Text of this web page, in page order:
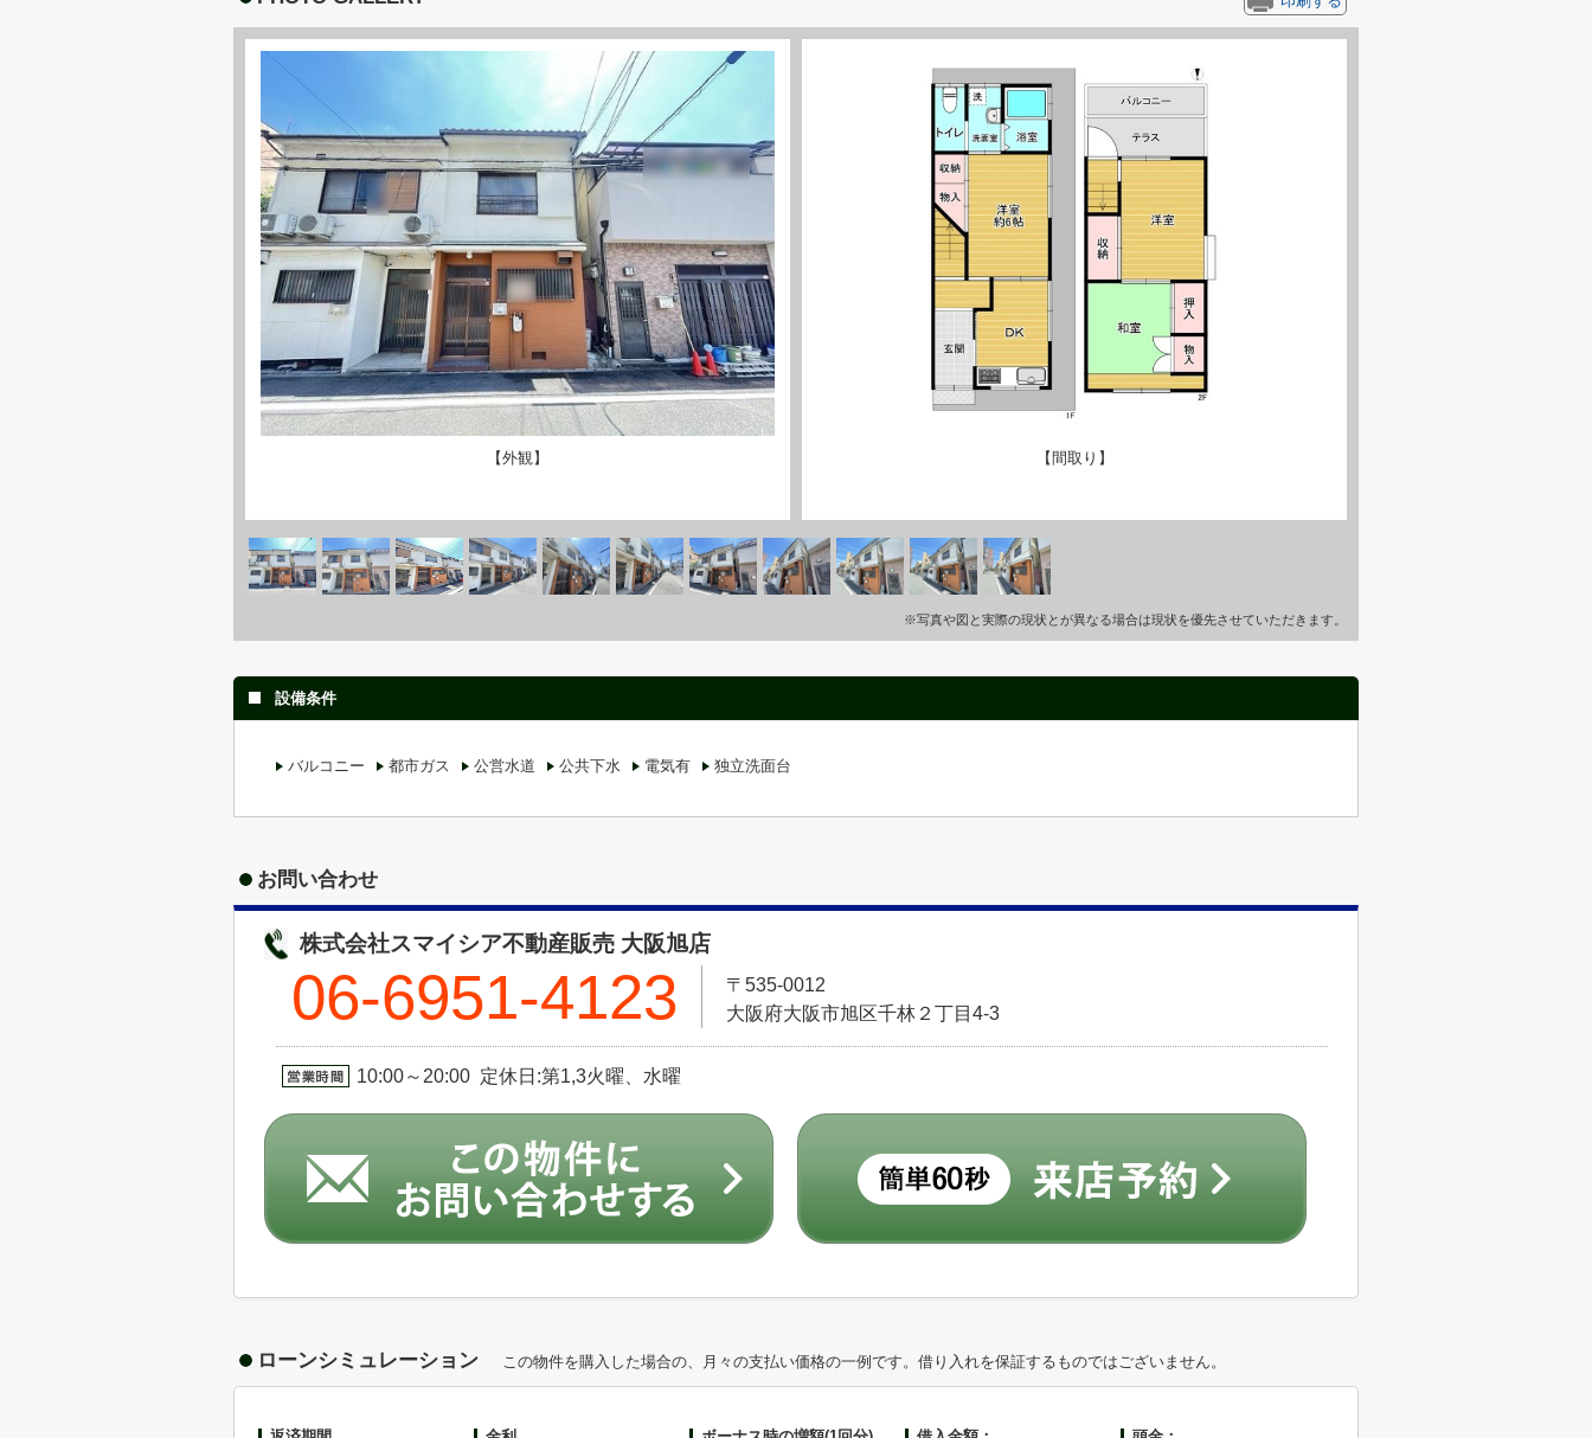
【外観】 【間取り】
※写真や図と実際の現状とが異なる場合は現状を優先させていただきます。
設備条件
バルコニー 都市ガス 公営水道 公共下水 電気有 独立洗面台
お問い合わせ
株式会社スマイシア不動産販売 大阪旭店
06-6951-4123
〒535-0012
大阪府大阪市旭区千林２丁目4-3
10:00～20:00 定休日:第1,3火曜、水曜
ローンシミュレーション この物件を購入した場合の、月々の支払い価格の一例です。借り入れを保証するものではございません。